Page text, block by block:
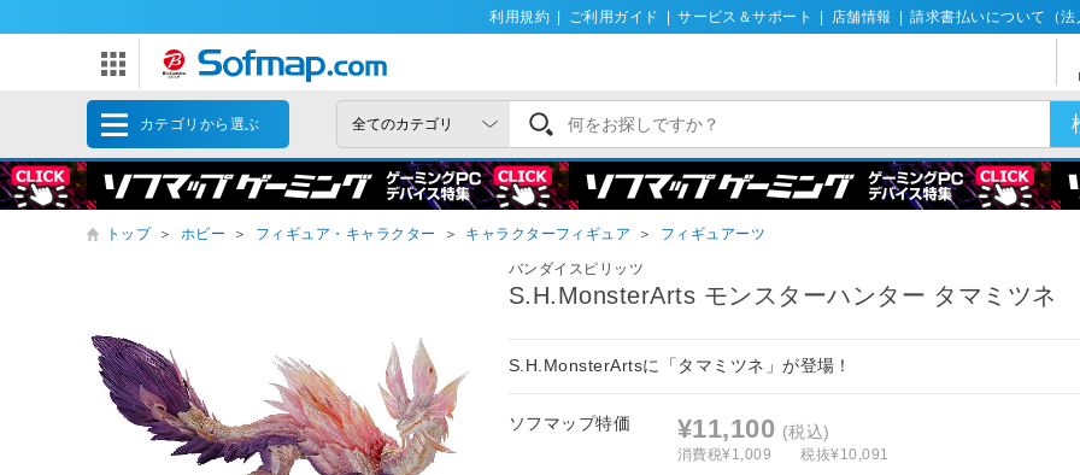
利用規約 ご利用ガイド サービス＆サポート 店舗情報 請求書払いについて（法
カテゴリから選ぶ
トップ ＞ ホビー ＞ フィギュア・キャラクター ＞ キャラクターフィギュア ＞ フィギュアーツ
バンダイスピリッツ
S.H.MonsterArts モンスターハンター タマミツネ
S.H.MonsterArtsに「タマミツネ」が登場！
ソフマップ特価 ¥11,100 (税込)
消費税¥1,009 税抜¥10,091